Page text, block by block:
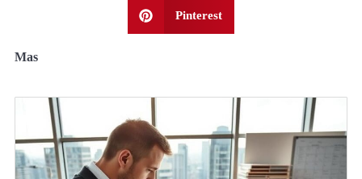
Pinterest
Mas